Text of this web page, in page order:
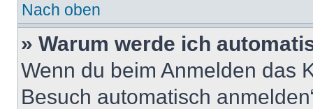
Nach oben
» Warum werde ich
Wenn du beim Anmelden das
Besuch automatisch